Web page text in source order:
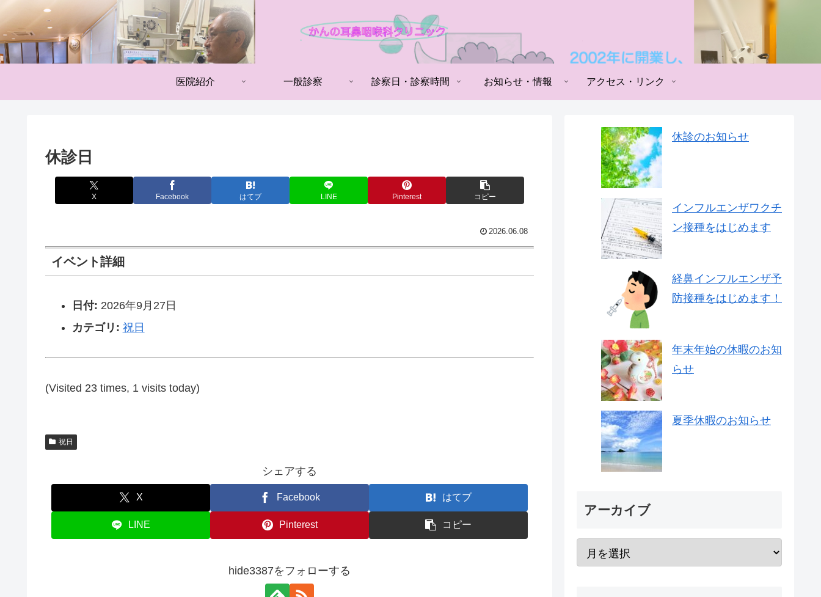
医院紹介 一般診察 診察日・診察時間 お知らせ・情報 アクセス・リンク
休診日
X Facebook はてブ LINE Pinterest コピー
2026.06.08
イベント詳細
日付: 2026年9月27日
カテゴリ: 祝日
(Visited 23 times, 1 visits today)
祝日
シェアする
X Facebook はてブ
LINE Pinterest コピー
hide3387をフォローする
休診のお知らせ
インフルエンザワクチ
ン接種をはじめます
経鼻インフルエンザ予
防接種をはじめます！
年末年始の休暇のお知
らせ
夏季休暇のお知らせ
アーカイブ